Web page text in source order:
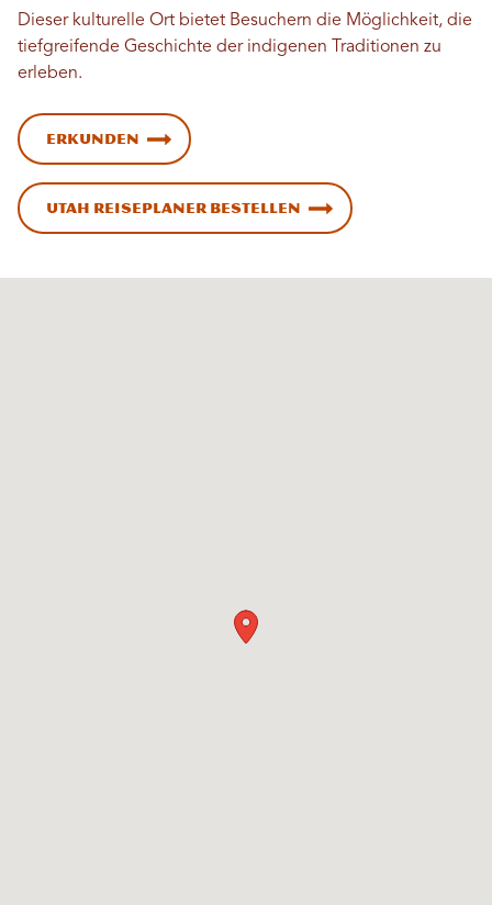
Dieser kulturelle Ort bietet Besuchern die Möglichkeit, die
tiefgreifende Geschichte der indigenen Traditionen zu
erleben.
Erkunden
Utah Reiseplaner bestellen